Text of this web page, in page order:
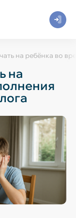
на ребёнка во
на